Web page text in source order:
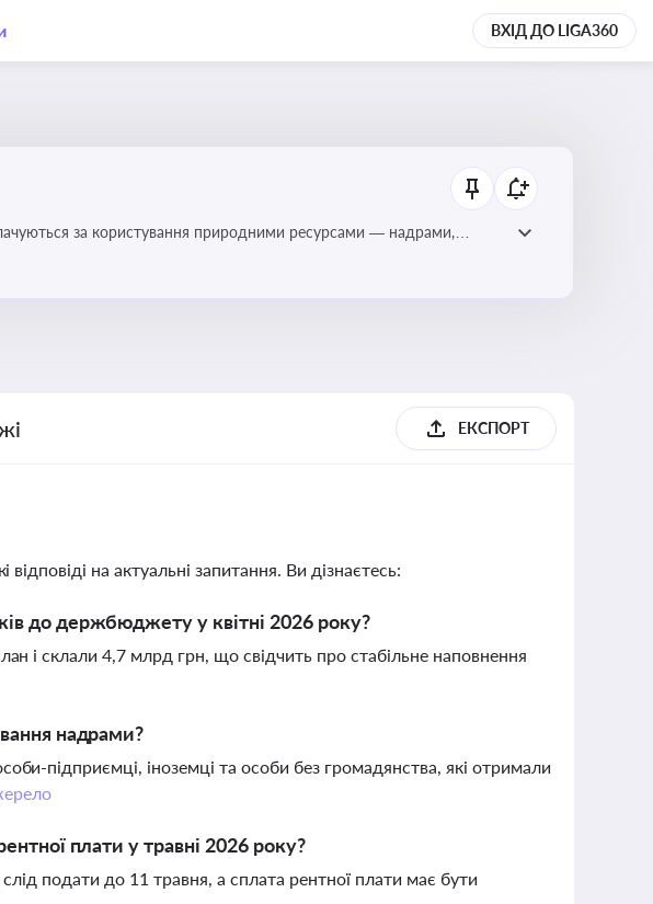
ВХІД ДО LIGA360
за користування природними ресурсами — надрами,
ЕКСПОРТ
на актуальні запитання. Ви дізнаєтесь:
до держбюджету у квітні 2026 року?
і склали 4,7 млрд грн, що свідчить про стабільне наповнення
надрами?
підприємці, іноземці та особи без громадянства, які отримали
плати у травні 2026 року?
подати до 11 травня, а сплата рентної плати має бути